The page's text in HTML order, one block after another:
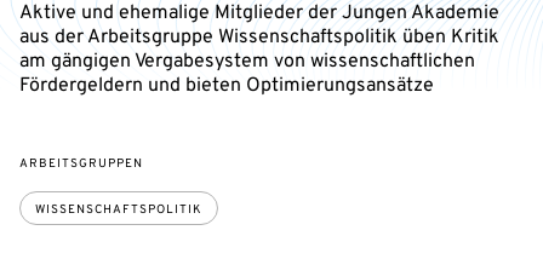
Aktive und ehemalige Mitglieder der Jungen Akademie
aus der Arbeitsgruppe Wissenschaftspolitik üben Kritik
am gängigen Vergabesystem von wissenschaftlichen
Fördergeldern und bieten Optimierungsansätze
ARBEITSGRUPPEN
WISSENSCHAFTSPOLITIK